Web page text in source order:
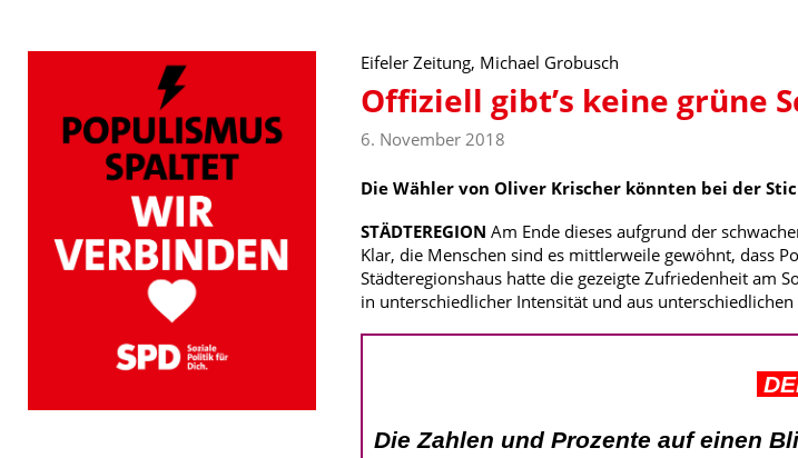
Eifeler Zeitung, Michael Grobusch
Offiziell gibt’s keine grüne
6. November 2018
Die Wähler von Oliver Krischer könnten bei der
STÄDTEREGION Am Ende dieses aufgrund der
Klar, die Menschen sind es mittlerweile gewöhnt, dass
Städteregionshaus hatte die gezeigte Zufriedenheit am
in unterschiedlicher Intensität und aus
Die Zahlen und Prozente auf einen